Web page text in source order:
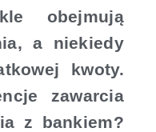
obejmują
a niekiedy
kwoty.
zawarcia
z bankiem?